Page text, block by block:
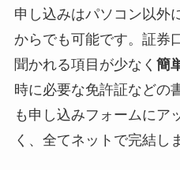
申し込みはパソコン以外
からでも可能です。証券
聞かれる項目が少なく 簡
時に必要な免許証などの
も申し込みフォームにア
く、全てネットで完結し